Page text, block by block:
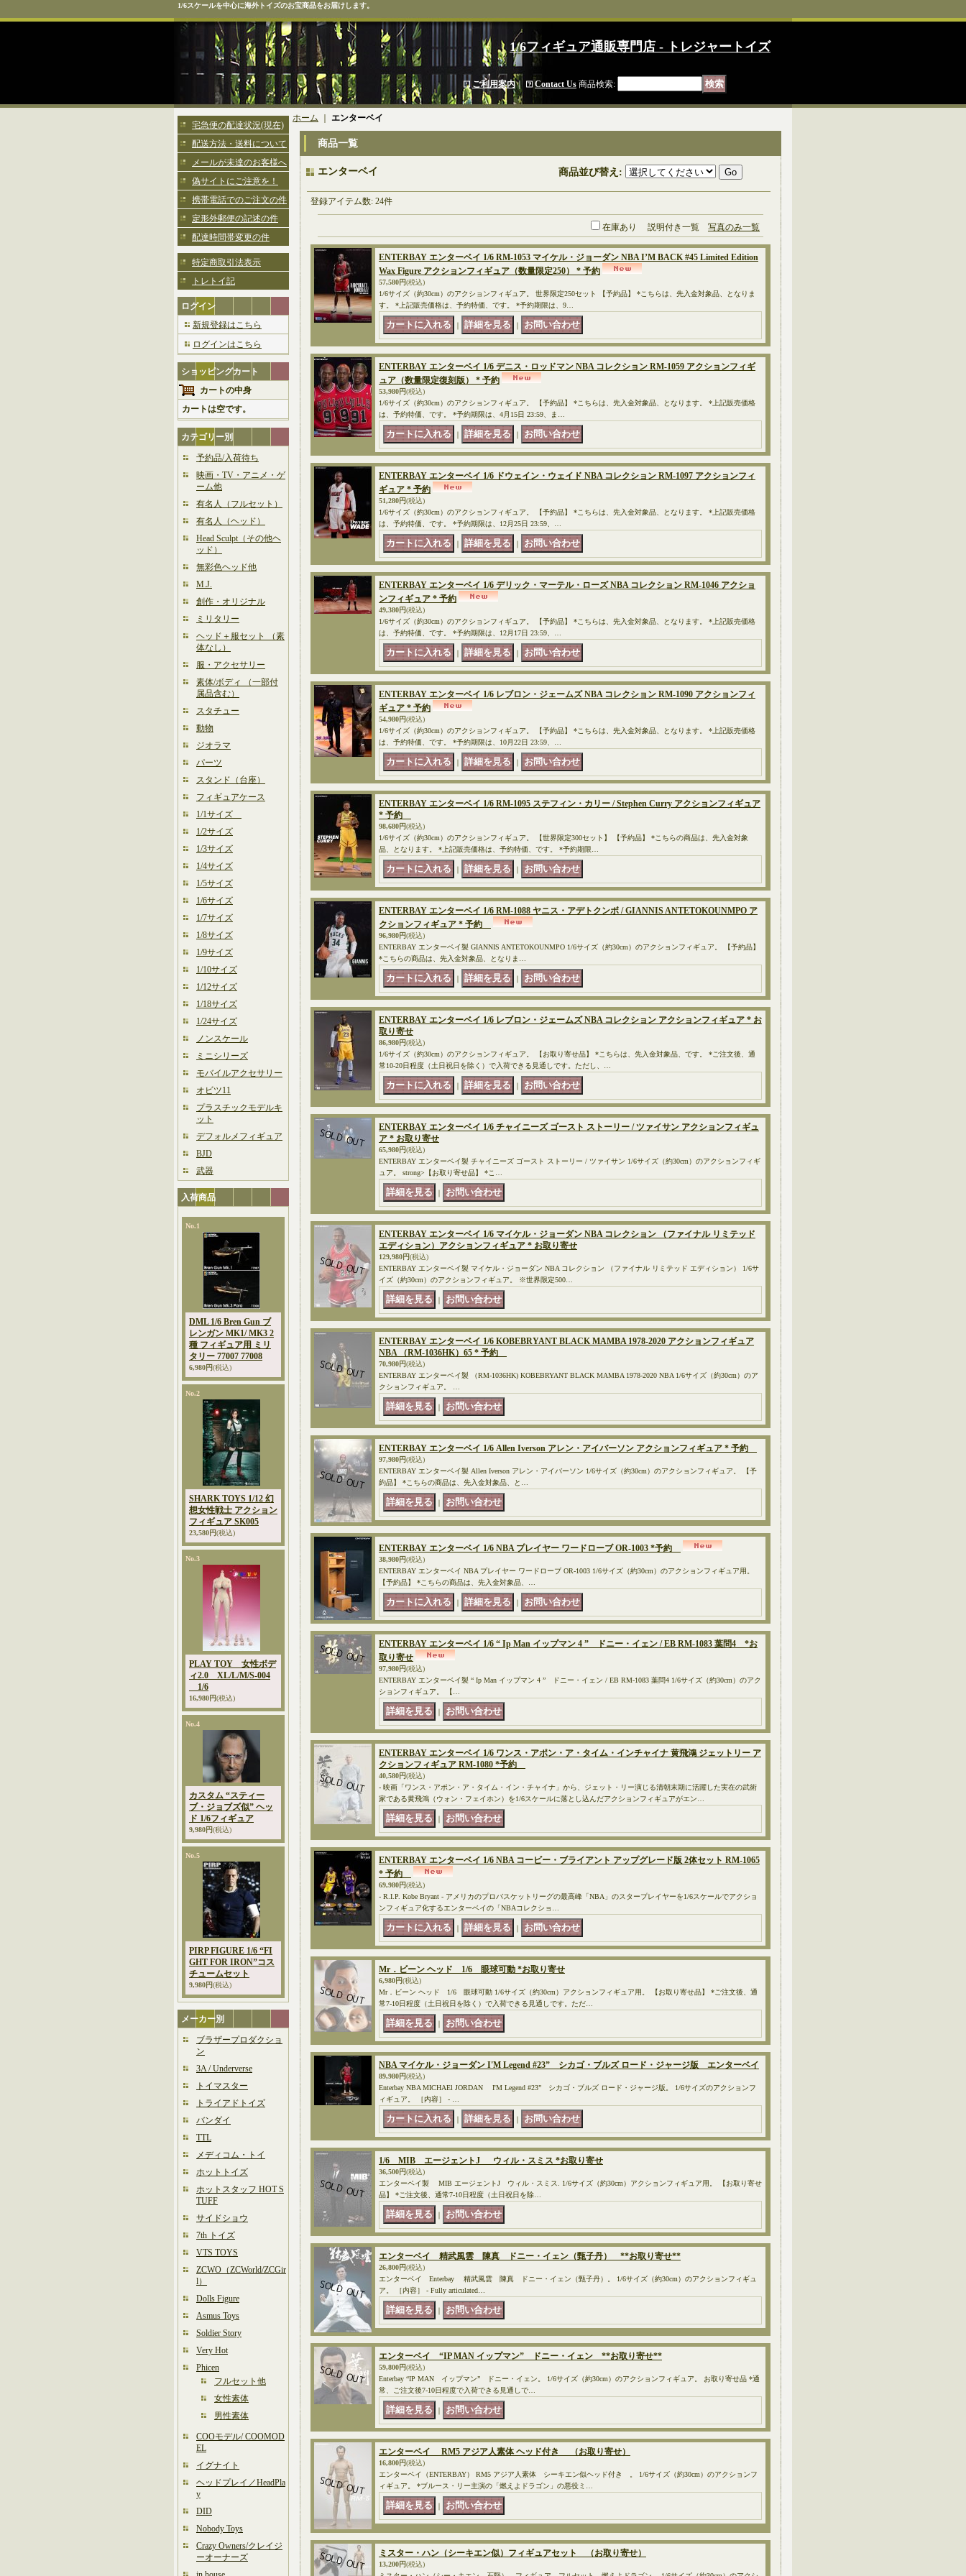
1/6スケールを中心に海外トイズのお宝商品をお届けします。
1/6フィギュア通販専門店 - トレジャートイズ
ご利用案内｜ Contact Us 商品検索:
宅急便の配達状況(現在)
配送方法・送料について
メールが未達のお客様へ
偽サイトにご注意を！
携帯電話でのご注文の件
定形外郵便の記述の件
配達時間帯変更の件
特定商取引法表示
トレトイ記
ログイン
新規登録はこちら
ログインはこちら
ショッピングカート
カートの中身
カートは空です。
カテゴリー別
予約品/入荷待ち
映画・TV・アニメ・ゲ
ーム他
有名人（フルセット）
有名人（ヘッド）
Head Sculpt（その他ヘ
ッド）
無彩色ヘッド他
M.J.
創作・オリジナル
ミリタリー
ヘッド＋服セット （素
体なし）
服・アクセサリー
素体/ボディ （一部付
属品含む）
スタチュー
動物
ジオラマ
パーツ
スタンド（台座）
フィギュアケース
1/1サイズ
1/2サイズ
1/3サイズ
1/4サイズ
1/5サイズ
1/6サイズ
1/7サイズ
1/8サイズ
1/9サイズ
1/10サイズ
1/12サイズ
1/18サイズ
1/24サイズ
ノンスケール
ミニシリーズ
モバイルアクセサリー
オビツ11
プラスチックモデルキ
ット
デフォルメフィギュア
BJD
武器
入荷商品
No.1
DML 1/6 Bren Gun ブ
レンガン MK1/ MK3 2
種 フィギュア用 ミリ
タリー 77007 77008
6,980円(税込)
No.2
SHARK TOYS 1/12 幻
想女性戦士 アクション
フィギュア SK005
23,580円(税込)
No.3
PLAY TOY 女性ボデ
ィ2.0 XL/L/M/S-004
1/6
16,980円(税込)
No.4
カスタム “スティー
ブ・ジョブズ似” ヘッ
ド 1/6フィギュア
9,980円(税込)
No.5
PIRP FIGURE 1/6 “FI
GHT FOR IRON”コス
チュームセット
9,980円(税込)
メーカー別
ブラザープロダクショ
ン
3A / Underverse
トイマスター
トライアドトイズ
バンダイ
TTL
メディコム・トイ
ホットトイズ
ホットスタッフ HOT S
TUFF
サイドショウ
7th トイズ
VTS TOYS
ZCWO（ZCWorld/ZCGir
l）
Dolls Figure
Asmus Toys
Soldier Story
Very Hot
Phicen
フルセット他
女性素体
男性素体
COOモデル/ COOMOD
EL
イグナイト
ヘッドプレイ／HeadPla
y
DID
Nobody Toys
Crazy Owners/クレイジ
ーオーナーズ
ホーム エンターベイ
商品一覧
エンターベイ 商品並び替え :
登録アイテム数: 24件
在庫あり 説明付き一覧 写真のみ一覧
ENTERBAY エンターベイ 1/6 RM-1053 マイケル・ジョーダン NBA I’M BACK #45 Limited Edition
Wax Figure アクションフィギュア（数量限定250） * 予約
57,580円(税込)
1/6サイズ（約30cm）のアクションフィギュア。 世界限定250セット 【予約品】 *こちらは、先入金対象品、となりま
す。 *上記販売価格は、予約特価、です。 *予約期限は、9…
｜ ｜
ENTERBAY エンターベイ 1/6 デニス・ロッドマン NBA コレクション RM-1059 アクションフィギ
ュア（数量限定復刻版） * 予約
53,980円(税込)
1/6サイズ（約30cm）のアクションフィギュア。 【予約品】 *こちらは、先入金対象品、となります。 *上記販売価格
は、予約特価、です。 *予約期限は、4月15日 23:59、ま…
｜ ｜
ENTERBAY エンターベイ 1/6 ドウェイン・ウェイド NBA コレクション RM-1097 アクションフィ
ギュア * 予約
51,280円(税込)
1/6サイズ（約30cm）のアクションフィギュア。 【予約品】 *こちらは、先入金対象品、となります。 *上記販売価格
は、予約特価、です。 *予約期限は、12月25日 23:59、…
｜ ｜
ENTERBAY エンターベイ 1/6 デリック・マーテル・ローズ NBA コレクション RM-1046 アクショ
ンフィギュア * 予約
49,380円(税込)
1/6サイズ（約30cm）のアクションフィギュア。 【予約品】 *こちらは、先入金対象品、となります。 *上記販売価格
は、予約特価、です。 *予約期限は、12月17日 23:59、…
｜ ｜
ENTERBAY エンターベイ 1/6 レブロン・ジェームズ NBA コレクション RM-1090 アクションフィ
ギュア * 予約
54,980円(税込)
1/6サイズ（約30cm）のアクションフィギュア。 【予約品】 *こちらは、先入金対象品、となります。 *上記販売価格
は、予約特価、です。 *予約期限は、10月22日 23:59、…
｜ ｜
ENTERBAY エンターベイ 1/6 RM-1095 ステフィン・カリー / Stephen Curry アクションフィギュア
* 予約
98,680円(税込)
1/6サイズ（約30cm）のアクションフィギュア。 【世界限定300セット】 【予約品】 *こちらの商品は、先入金対象
品、となります。 *上記販売価格は、予約特価、です。 *予約期限…
｜ ｜
ENTERBAY エンターベイ 1/6 RM-1088 ヤニス・アデトクンボ / GIANNIS ANTETOKOUNMPO ア
クションフィギュア * 予約
96,980円(税込)
ENTERBAY エンターベイ製 GIANNIS ANTETOKOUNMPO 1/6サイズ（約30cm）のアクションフィギュア。 【予約品】
*こちらの商品は、先入金対象品、となりま…
｜ ｜
ENTERBAY エンターベイ 1/6 レブロン・ジェームズ NBA コレクション アクションフィギュア * お
取り寄せ
86,980円(税込)
1/6サイズ（約30cm）のアクションフィギュア。 【お取り寄せ品】 *こちらは、先入金対象品、です。 *ご注文後、通
常10-20日程度（土日祝日を除く）で入荷できる見通しです。ただし、…
｜ ｜
ENTERBAY エンターベイ 1/6 チャイニーズ ゴースト ストーリー / ツァイサン アクションフィギュ
ア * お取り寄せ
65,980円(税込)
ENTERBAY エンターベイ製 チャイニーズ ゴースト ストーリー / ツァイサン 1/6サイズ（約30cm）のアクションフィギ
ュア。 strong>【お取り寄せ品】 *こ…
｜
ENTERBAY エンターベイ 1/6 マイケル・ジョーダン NBA コレクション （ファイナル リミテッド
エディション）アクションフィギュア * お取り寄せ
129,980円(税込)
ENTERBAY エンターベイ製 マイケル・ジョーダン NBA コレクション （ファイナル リミテッド エディション） 1/6サ
イズ（約30cm）のアクションフィギュア。 ※世界限定500…
｜
ENTERBAY エンターベイ 1/6 KOBEBRYANT BLACK MAMBA 1978-2020 アクションフィギュア
NBA （RM-1036HK）65 * 予約
70,980円(税込)
ENTERBAY エンターベイ製 （RM-1036HK) KOBEBRYANT BLACK MAMBA 1978-2020 NBA 1/6サイズ（約30cm）のア
クションフィギュア。 …
｜
ENTERBAY エンターベイ 1/6 Allen Iverson アレン・アイバーソン アクションフィギュア * 予約
97,980円(税込)
ENTERBAY エンターベイ製 Allen Iverson アレン・アイバーソン 1/6サイズ（約30cm）のアクションフィギュア。 【予
約品】 *こちらの商品は、先入金対象品、と…
｜
ENTERBAY エンターベイ 1/6 NBA プレイヤー ワードローブ OR-1003 *予約
38,980円(税込)
ENTERBAY エンターベイ NBA プレイヤー ワードローブ OR-1003 1/6サイズ（約30cm）のアクションフィギュア用。
【予約品】 *こちらの商品は、先入金対象品、…
｜ ｜
ENTERBAY エンターベイ 1/6 “ Ip Man イップマン 4 ” ドニー・イェン / EB RM-1083 葉問4 *お
取り寄せ
97,980円(税込)
ENTERBAY エンターベイ製 “ Ip Man イップマン 4 ” ドニー・イェン / EB RM-1083 葉問4 1/6サイズ（約30cm）のアク
ションフィギュア。 【…
｜
ENTERBAY エンターベイ 1/6 ワンス・アポン・ア・タイム・インチャイナ 黄飛鴻 ジェットリー ア
クションフィギュア RM-1080 *予約
40,580円(税込)
- 映画「ワンス・アポン・ア・タイム・イン・チャイナ」から、ジェット・リー演じる清朝末期に活躍した実在の武術
家である黄飛鴻（ウォン・フェイホン）を1/6スケールに落とし込んだアクションフィギュアがエン…
｜
ENTERBAY エンターベイ 1/6 NBA コービー・ブライアント アップグレード版 2体セット RM-1065
* 予約
69,980円(税込)
- R.I.P. Kobe Bryant - アメリカのプロバスケットリーグの最高峰「NBA」のスタープレイヤーを1/6スケールでアクショ
ンフィギュア化するエンターベイの「NBAコレクショ…
｜ ｜
Mr．ビーン ヘッド 1/6 眼球可動 *お取り寄せ
6,980円(税込)
Mr．ビーン ヘッド 1/6 眼球可動 1/6サイズ（約30cm）アクションフィギュア用。 【お取り寄せ品】 *ご注文後、通
常7-10日程度（土日祝日を除く）で入荷できる見通しです。ただ…
｜
NBA マイケル・ジョーダン I'M Legend #23” シカゴ・ブルズ ロード・ジャージ版 エンターベイ
89,980円(税込)
Enterbay NBA MICHAEl JORDAN I'M Legend #23” シカゴ・ブルズ ロード・ジャージ版。 1/6サイズのアクションフ
ィギュア。 ［内容］ - …
｜ ｜
1/6 MIB エージェントJ ウィル・スミス *お取り寄せ
36,500円(税込)
エンターベイ製 MIB エージェントJ ウィル・スミス. 1/6サイズ（約30cm）アクションフィギュア用。 【お取り寄せ
品】 *ご注文後、通常7-10日程度（土日祝日を除…
｜
エンターベイ 精武風雲 陳真 ドニー・イェン（甄子丹） **お取り寄せ**
26,800円(税込)
エンターベイ Enterbay 精武風雲 陳真 ドニー・イェン（甄子丹）。 1/6サイズ（約30cm）のアクションフィギュ
ア。 ［内容］ - Fully articulated…
｜
エンターベイ “IP MAN イップマン” ドニー・イェン **お取り寄せ**
59,800円(税込)
Enterbay “IP MAN イップマン” ドニー・イェン。 1/6サイズ（約30cm）のアクションフィギュア。 お取り寄せ品 *通
常、ご注文後7-10日程度で入荷できる見通しで…
｜
エンターベイ RM5 アジア人素体 ヘッド付き （お取り寄せ）
16,800円(税込)
エンターベイ（ENTERBAY） RM5 アジア人素体 シーキエン似ヘッド付き 。 1/6サイズ（約30cm）のアクションフ
ィギュア。 *ブルース・リー主演の「燃えよドラゴン」の悪役ミ…
｜
ミスター・ハン（シーキエン似）フィギュアセット （お取り寄せ）
13,200円(税込)